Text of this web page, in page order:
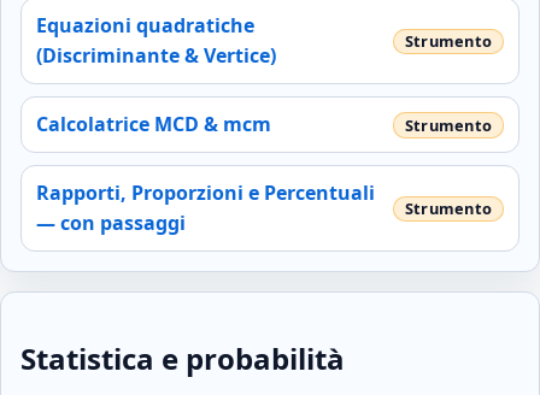
Equazioni quadratiche
(Discriminante & Vertice)
Calcolatrice MCD & mcm
Rapporti, Proporzioni e Percentuali
— con passaggi
Statistica e probabilità